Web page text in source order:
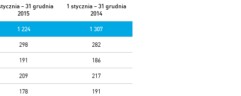
– 31 grudnia
2015
1 stycznia – 31 grudnia
2014
1 224 1 307
298 282
191 186
209 217
178 191